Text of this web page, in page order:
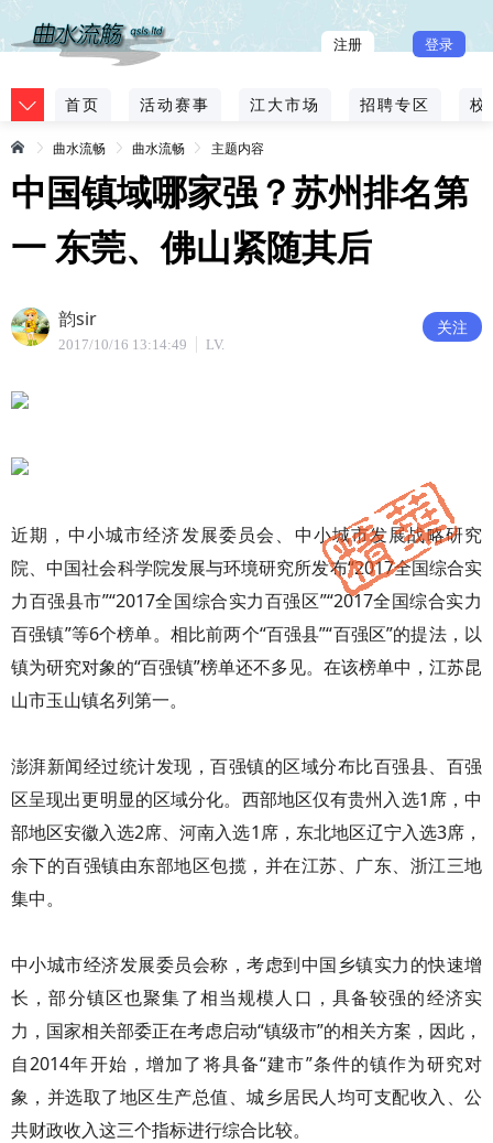
注册 登录
首页 活动赛事 江大市场 招聘专区 校
曲水流畅 曲水流畅 主题内容
中国镇域哪家强？苏州排名第
一 东莞、佛山紧随其后
韵sir
2017/10/16 13:14:49 LV.
关注
近期，中小城市经济发展委员会、中小城市发展战略研究
院、中国社会科学院发展与环境研究所发布“2017全国综合实
力百强县市”“2017全国综合实力百强区”“2017全国综合实力
百强镇”等6个榜单。相比前两个“百强县”“百强区”的提法，以
镇为研究对象的“百强镇”榜单还不多见。在该榜单中，江苏昆
山市玉山镇名列第一。
澎湃新闻经过统计发现，百强镇的区域分布比百强县、百强
区呈现出更明显的区域分化。西部地区仅有贵州入选1席，中
部地区安徽入选2席、河南入选1席，东北地区辽宁入选3席，
余下的百强镇由东部地区包揽，并在江苏、广东、浙江三地
集中。
中小城市经济发展委员会称，考虑到中国乡镇实力的快速增
长，部分镇区也聚集了相当规模人口，具备较强的经济实
力，国家相关部委正在考虑启动“镇级市”的相关方案，因此，
自2014年开始，增加了将具备“建市”条件的镇作为研究对
象，并选取了地区生产总值、城乡居民人均可支配收入、公
共财政收入这三个指标进行综合比较。